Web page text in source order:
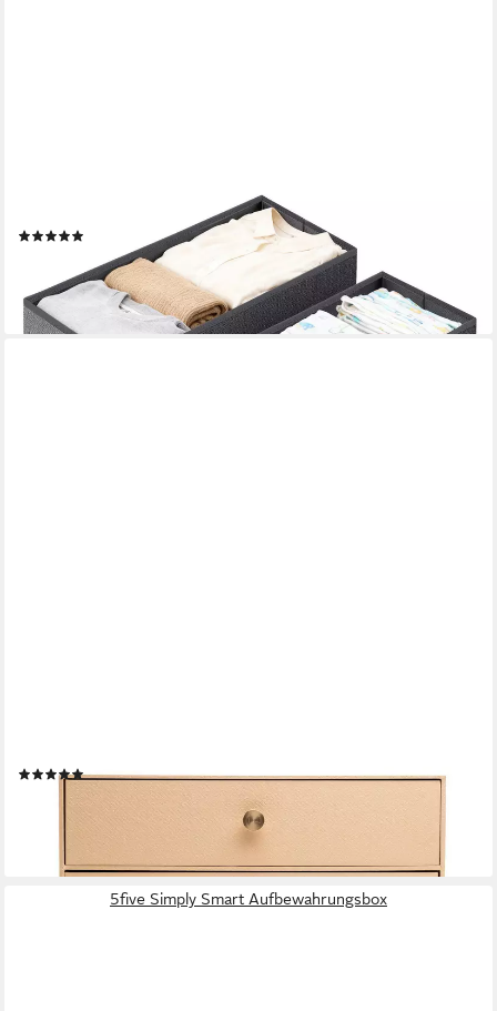
Kleiderschrank 19×40×11 cm
UVP35,99 €
-75%
lieferbar - in 3-4 Werktagen bei dir
(6)
ab 36,44 €
lieferbar - in 4-5 Werktagen bei dir
5five Simply Smart Aufbewahrungsbox